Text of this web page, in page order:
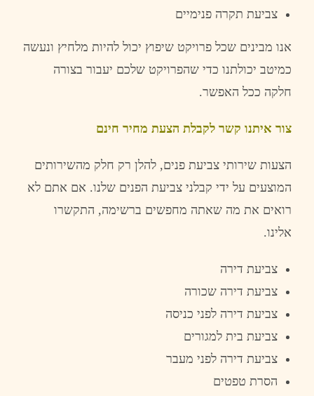
צביעת תקרה פנימיים
אנו מבינים שכל פרויקט שיפוץ יכול להיות מלחיץ ונעשה
כמיטב יכולתנו כדי שהפרויקט שלכם יעבור בצורה
חלקה ככל האפשר.
צור איתנו קשר לקבלת הצעת מחיר חינם
הצעות שירותי צביעת פנים,להלן רק חלק מהשירותים
המוצעים על ידי קבלני צביעת הפנים שלנו. אם אתם לא
רואים את מה שאתה מחפשים ברשימה, התקשרו
אלינו.
צביעת דירה
צביעת דירה שכורה
צביעת דירה לפני כניסה
צביעת בית למגורים
צביעת דירה לפני מעבר
הסרת טפטים